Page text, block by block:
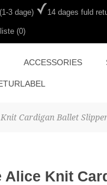
3 dage) 14 dages fuld
(0)
ACCESSORIES
Cardigan Ballet
Alice Knit